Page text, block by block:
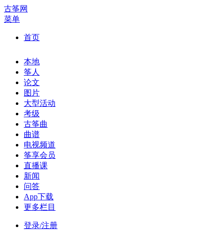
古筝网
菜单
首页
本地
筝人
论文
图片
大型活动
考级
古筝曲
曲谱
电视频道
筝享会员
直播课
新闻
问答
App下载
更多栏目
登录/注册